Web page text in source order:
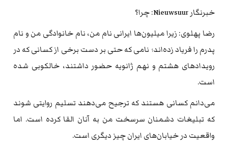
خبرنگار Nieuwsuur: چرا؟
رضا پهلوی: زیرا میلیون‌ها ایرانی نام من، نام خانوادگی من و نام
پدرم را فریاد زده‌اند؛ نامی که حتی بر دست برخی از کسانی که در
رویدادهای هشتم و نهم ژانویه حضور داشتند، خالکوبی شده
است.
می‌دانم کسانی هستند که ترجیح می‌دهند تسلیم روایتی شوند
که تبلیغات دشمنان سرسخت من به آنان القا کرده است. اما
واقعیت در خیابان‌های ایران چیز دیگری است.